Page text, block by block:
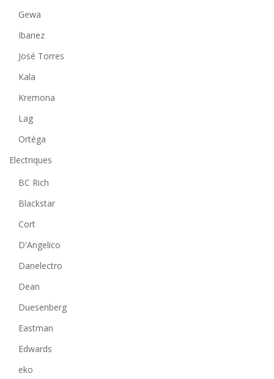
Gewa
Ibanez
José Torres
Kala
Kremona
Lag
Ortéga
Electriques
BC Rich
Blackstar
Cort
D'Angelico
Danelectro
Dean
Duesenberg
Eastman
Edwards
eko